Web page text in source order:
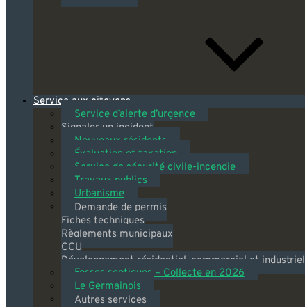
Service aux citoyens
Service d’alerte d’urgence
Signaler un incident
Nouveaux résidents
Évaluation et taxation
Service de sécurité civile-incendie
Travaux publics
Urbanisme
Demande de permis
Fiches techniques
Règlements municipaux
CCU
Développement résidentiel, commercial et industriel
Fosses septiques – Collecte en 2026
Le Germainois
Autres services